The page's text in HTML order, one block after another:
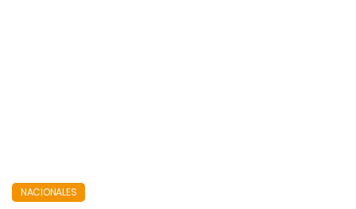
NACIONALES